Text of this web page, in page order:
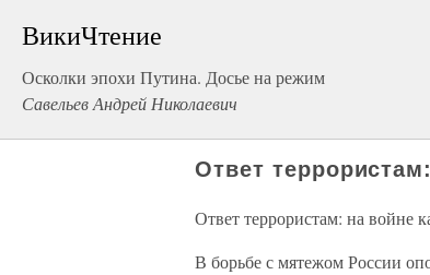
ВикиЧтение
Осколки эпохи Путина. Досье на режим
Савельев Андрей Николаевич
Ответ
Ответ террористам: на войне
В борьбе с мятежом России